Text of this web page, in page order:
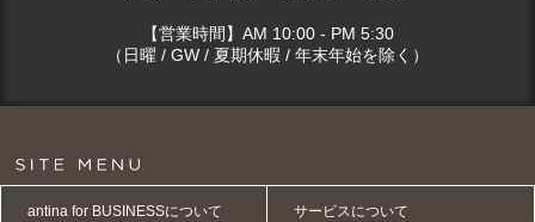
【営業時間】AM 10:00 - PM 5:30
（日曜 / GW / 夏期休暇 / 年末年始を除く）
antina for BUSINESSについて サービスについて